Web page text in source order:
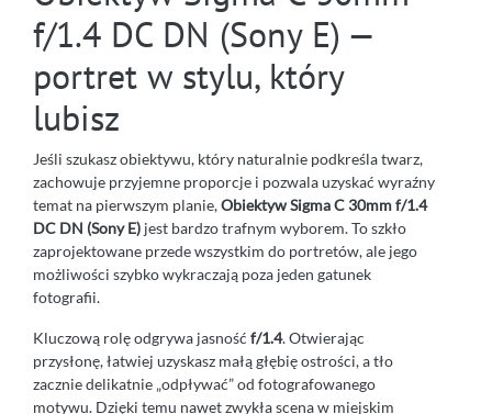
f/1.4 DC DN (Sony E) —
portret w stylu, który
lubisz
Jeśli szukasz obiektywu, który naturalnie podkreśla twarz,
zachowuje przyjemne proporcje i pozwala uzyskać wyraźny
temat na pierwszym planie,Obiektyw Sigma C 30mm f/1.4
DC DN (Sony E) jest bardzo trafnym wyborem. To szkło
zaprojektowane przede wszystkim do portretów, ale jego
możliwości szybko wykraczają poza jeden gatunek
fotografii.
Kluczową rolę odgrywa jasność f/1.4. Otwierając
przysłonę, łatwiej uzyskasz małą głębię ostrości, a tło
zacznie delikatnie „odpływać” od fotografowanego
motywu. Dzięki temu nawet zwykła scena w miejskim